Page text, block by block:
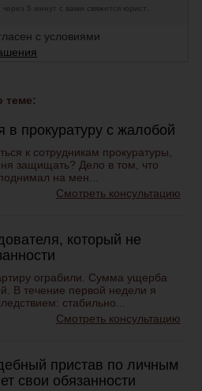
5 минут с вами свяжется юрист.
с условиями
теме:
в прокуратуру с жалобой
к сотрудникам прокуратуры,
защищать? Дело в том, что
на мен...
Смотреть консультацию
который не
ограбили. Сумма ущерба
В течение первой недели я
стабильно...
Смотреть консультацию
пристав по личным
свои обязанности